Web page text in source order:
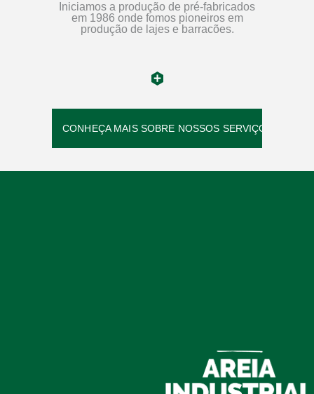
Iniciamos a produção de pré-fabricados
em 1986 onde fomos pioneiros em
produção de lajes e barracões.
CONHEÇA MAIS SOBRE NOSSOS SERVIÇOS